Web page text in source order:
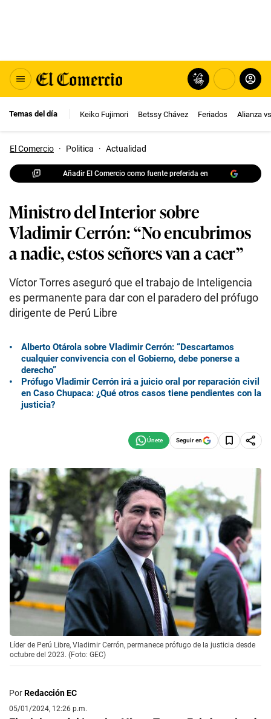
Temas del día Keiko Fujimori Betssy Chávez Feriados Alianza
El Comercio · Politica · Actualidad
Añadir El Comercio como fuente preferida en
Ministro del Interior sobre
Vladimir Cerrón: “No encubrimos
a nadie, estos señores van a caer”
Víctor Torres aseguró que el trabajo de Inteligencia
es permanente para dar con el paradero del prófugo
dirigente de Perú Libre
Alberto Otárola sobre Vladimir Cerrón: “Descartamos
cualquier convivencia con el Gobierno, debe ponerse a
derecho”
Prófugo Vladimir Cerrón irá a juicio oral por reparación civil
en Caso Chupaca: ¿Qué otros casos tiene pendientes con la
justicia?
Seguir en
Líder de Perú Libre, Vladimir Cerrón, permanece prófugo de la justicia desde
octubre del 2023. (Foto: GEC)
PorRedacción EC
05/01/2024, 12:26 p.m.